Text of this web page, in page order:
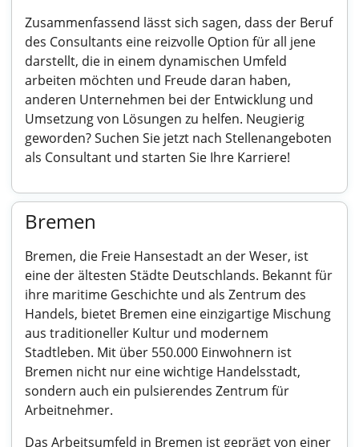
Zusammenfassend lässt sich sagen, dass der Beruf
des Consultants eine reizvolle Option für all jene
darstellt, die in einem dynamischen Umfeld
arbeiten möchten und Freude daran haben,
anderen Unternehmen bei der Entwicklung und
Umsetzung von Lösungen zu helfen. Neugierig
geworden? Suchen Sie jetzt nach Stellenangeboten
als Consultant und starten Sie Ihre Karriere!
Bremen
Bremen, die Freie Hansestadt an der Weser, ist
eine der ältesten Städte Deutschlands. Bekannt für
ihre maritime Geschichte und als Zentrum des
Handels, bietet Bremen eine einzigartige Mischung
aus traditioneller Kultur und modernem
Stadtleben. Mit über 550.000 Einwohnern ist
Bremen nicht nur eine wichtige Handelsstadt,
sondern auch ein pulsierendes Zentrum für
Arbeitnehmer.
Das Arbeitsumfeld in Bremen ist geprägt von einer